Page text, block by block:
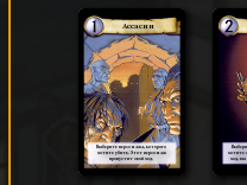
Ассасин
Выберите персонажа, которого
хотите убить. Этот персонаж
пропустит свой ход.
хотите
ход, вы